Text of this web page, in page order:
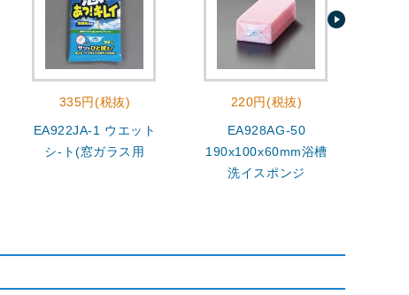
335円(税抜)
EA922JA-1 ウエット
シ-ト(窓ガラス用
220円(税抜)
EA928AG-50
190x100x60mm浴槽
洗イスポンジ